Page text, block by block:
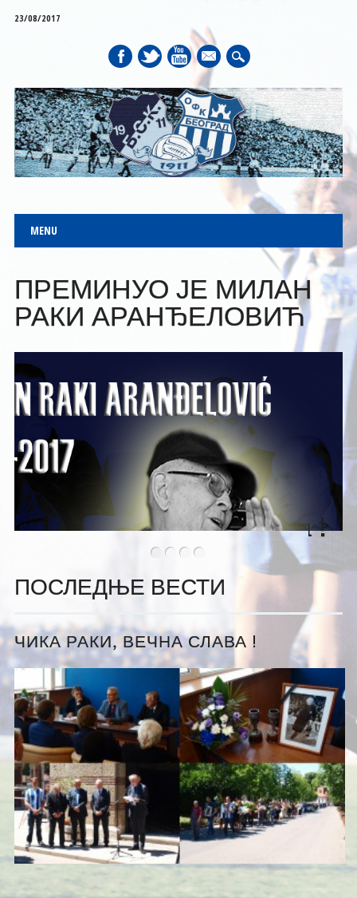
23/08/2017
mail
Main menu
MENU
••••
ПРЕМИНУО ЈЕ МИЛАН
РАКИ АРАНЂЕЛОВИЋ
ПОСЛЕДЊЕ ВЕСТИ
ЧИКА РАКИ, ВЕЧНА СЛАВА !